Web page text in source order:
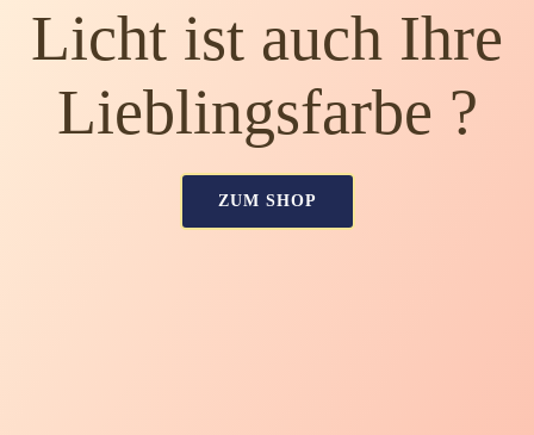
Licht ist auch Ihre
Lieblingsfarbe ?
ZUM SHOP